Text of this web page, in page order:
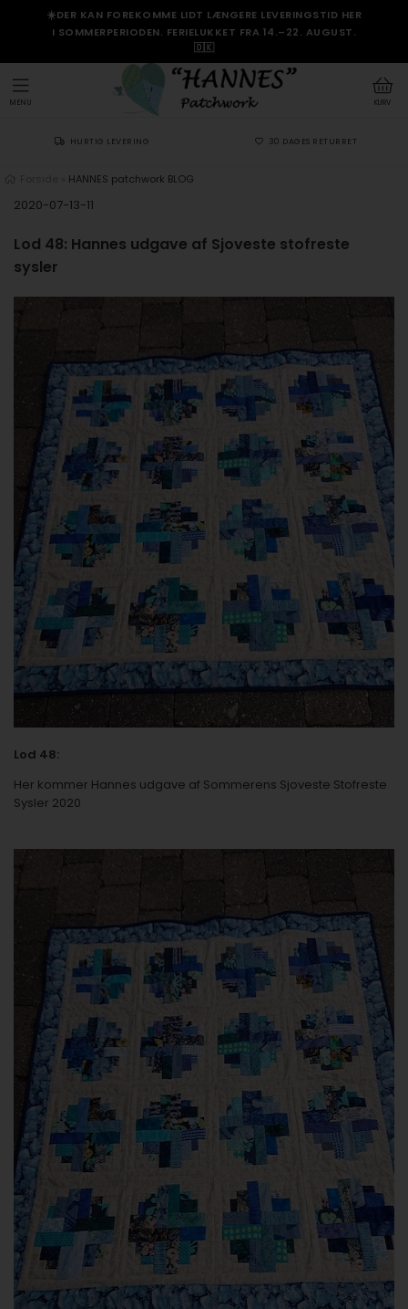
☀️DER KAN FOREKOMME LIDT LÆNGERE LEVERINGSTID HER
I SOMMERPERIODEN. FERIELUKKET FRA 14.–22. AUGUST.
🇩🇰
KURV
MENU
HURTIG LEVERING 30 DAGES RETURRET
HANNES patchwork BLOG
2020-07-13-11
Lod 48: Hannes udgave af Sjoveste stofreste
sysler
Lod 48:
Her kommer Hannes udgave af Sommerens Sjoveste Stofreste
Sysler 2020